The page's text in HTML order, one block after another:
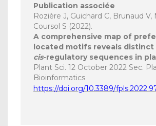
Publication associée
Rozière J, Guichard C, Brunaud V,
Coursol S (2022).
A comprehensive map of
located motifs reveals distinct
cis-regulatory sequences in
Plant Sci. 12 October 2022 Sec.
Bioinformatics
https://doi.org/10.3389/